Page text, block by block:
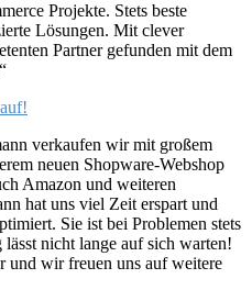
Projekte. Stets beste
Lösungen. Mit clever
Partner gefunden mit dem
verkaufen wir mit großem
neuen Shopware-Webshop
Amazon und weiteren
hat uns viel Zeit erspart und
Sie ist bei Problemen stets
nicht lange auf sich warten!
und wir freuen uns auf weitere